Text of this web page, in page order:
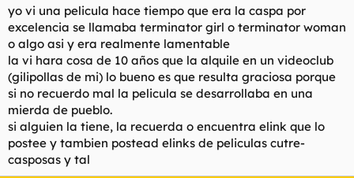
r
e
l
t
e
m
a
n
c
i
o
yo vi una pelicula hace tiempo que era la caspa por
excelencia se llamaba terminator girl o terminator woman
o algo asi y era realmente lamentable
la vi hara cosa de 10 años que la alquile en un videoclub
(gilipollas de mi) lo bueno es que resulta graciosa porque
si no recuerdo mal la pelicula se desarrollaba en una
mierda de pueblo.
si alguien la tiene, la recuerda o encuentra elink que lo
postee y tambien postead elinks de peliculas cutre-
casposas y tal